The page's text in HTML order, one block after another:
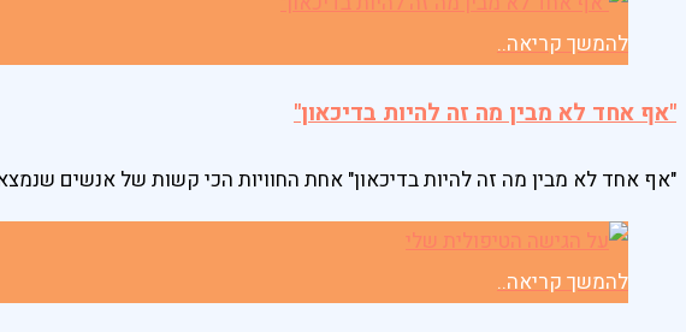
להמשך קריאה..
"אף אחד לא מבין מה זה להיות בדיכאון"
"אף אחד לא מבין מה זה להיות בדיכאון" אחת החוויות הכי קשות של אנשים
להמשך קריאה..